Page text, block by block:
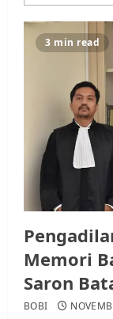
3 min read
Memori
Saron
BOBI